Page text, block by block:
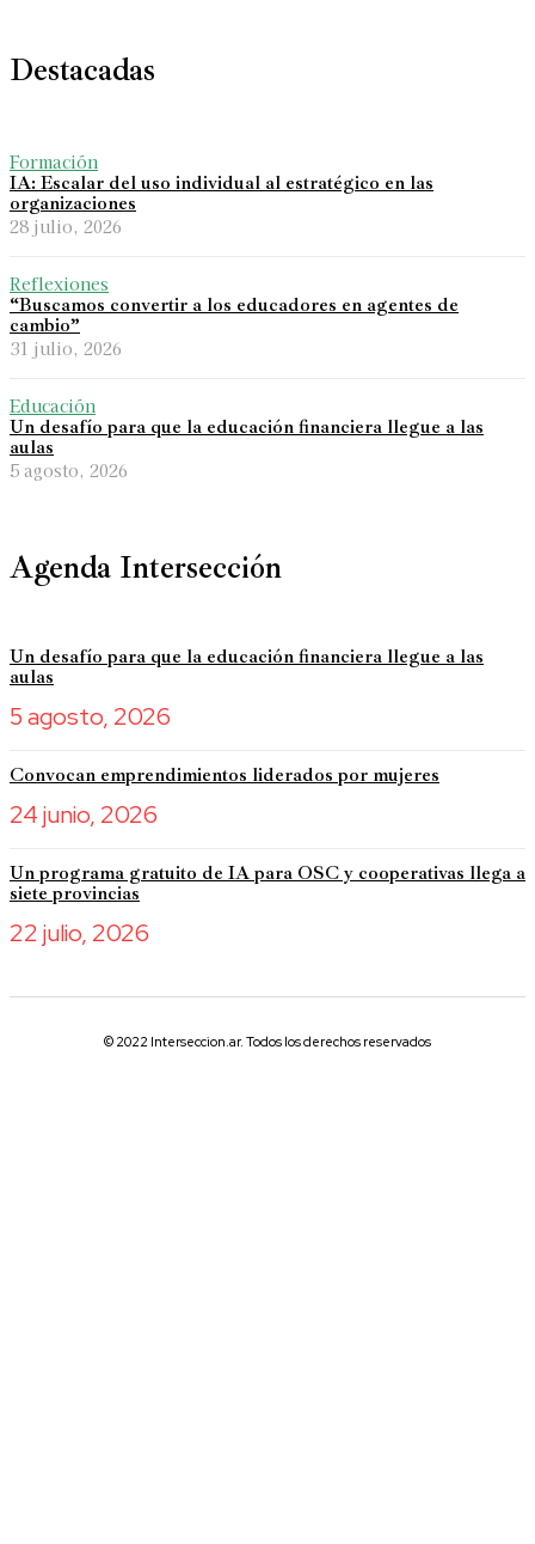
Destacadas
Formación
IA: Escalar del uso individual al estratégico en las
organizaciones
28 julio, 2026
Reflexiones
“Buscamos convertir a los educadores en agentes de
cambio”
31 julio, 2026
Educación
Un desafío para que la educación financiera llegue a las
aulas
5 agosto, 2026
Agenda Intersección
Un desafío para que la educación financiera llegue a las
aulas
5 agosto, 2026
Convocan emprendimientos liderados por mujeres
24 junio, 2026
Un programa gratuito de IA para OSC y cooperativas llega a
siete provincias
22 julio, 2026
© 2022 Interseccion.ar. Todos los derechos reservados